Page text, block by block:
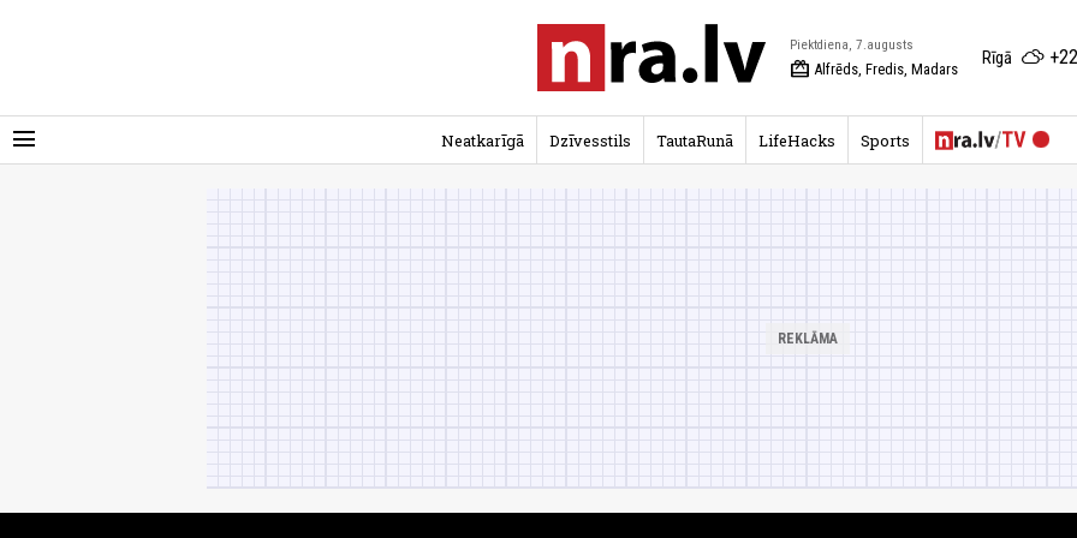
menu
Piektdiena, 7.augusts
redeem Alfrēds, Fredis, Madars
Rīgā
Neatkarīgā Dzīvesstils TautaRunā LifeHacks Sports